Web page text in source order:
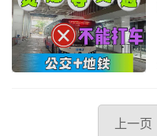
上一页